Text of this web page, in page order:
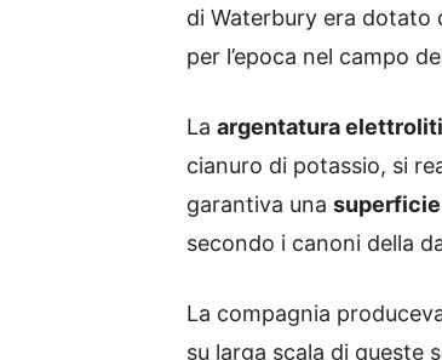
di Waterbury era dotato
per l’epoca nel campo
La argentatura
cianuro di potassio, si
garantiva una
secondo i canoni della
La compagnia
su larga scala di queste